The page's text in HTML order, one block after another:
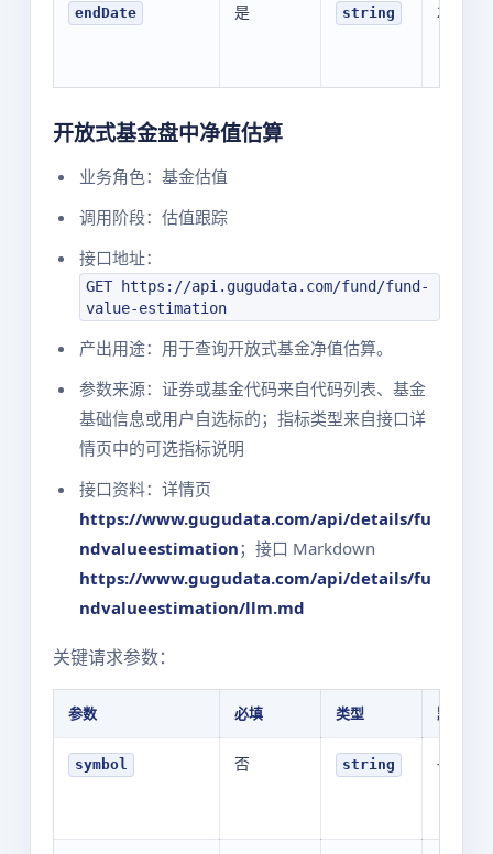
endDate 是 string
开放式基金盘中净值估算
业务角色：基金估值
调用阶段：估值跟踪
接口地址：
GET https://api.gugudata.com/fund/fund-
value-estimation
产出用途：用于查询开放式基金净值估算。
参数来源：证券或基金代码来自代码列表、基金
基础信息或用户自选标的；指标类型来自接口详
情页中的可选指标说明
接口资料：详情页
https://www.gugudata.com/api/details/fu
ndvalueestimation；接口 Markdown
https://www.gugudata.com/api/details/fu
ndvalueestimation/llm.md
关键请求参数：
参数 必填 类型 默认值
symbol 否 string -